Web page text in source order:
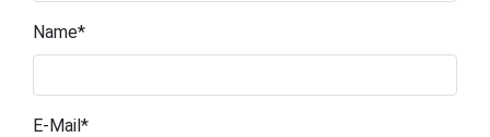
Name*
E-Mail*